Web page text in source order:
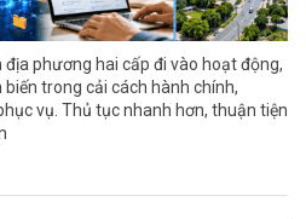
phương hai cấp đi vào hoạt động,
biến trong cải cách hành chính,
vụ. Thủ tục nhanh hơn, thuận tiện